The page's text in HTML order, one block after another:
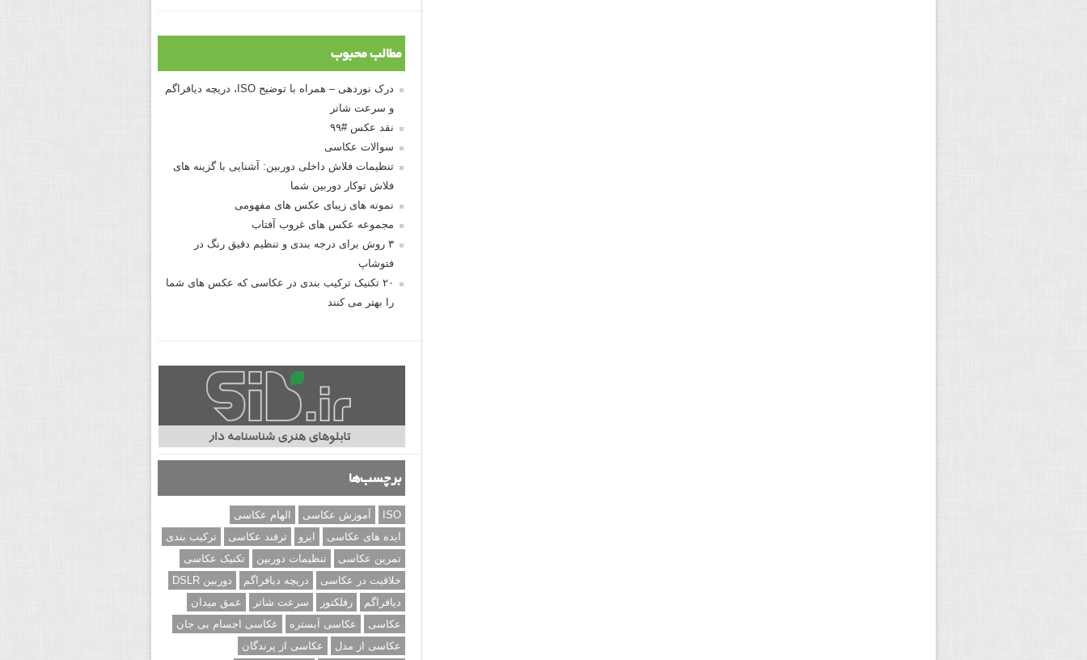
مطالب محبوب
درک نوردهی – همراه با توضیح ISO، دریچه دیافراگم
و سرعت شاتر
نقد عکس #۹۹
سوالات عکاسی
تنظیمات فلاش داخلی دوربین: آشنایی با گزینه های
فلاش توکار دوربین شما
نمونه های زیبای عکس های مفهومی
مجموعه عکس های غروب آفتاب
۳ روش برای درجه بندی و تنظیم دقیق رنگ در
فتوشاپ
۲۰ تکنیک ترکیب بندی در عکاسی که عکس های شما
را بهتر می کنند
برچسب‌ها
ISO آموزش عکاسی
الهام عکاسی
ایده های عکاسی
ایزو ترفند عکاسی
ترکیب بندی
تمرین عکاسی
تنظیمات دوربین
تکنیک عکاسی
خلاقیت در عکاسی
دریچه دیافراگم
دوربین DSLR
دیافراگم
رفلکتور سرعت شاتر
عمق میدان
عکاسی
عکاسی آبستره
عکاسی اجسام بی جان
عکاسی از مدل
عکاسی از پرندگان